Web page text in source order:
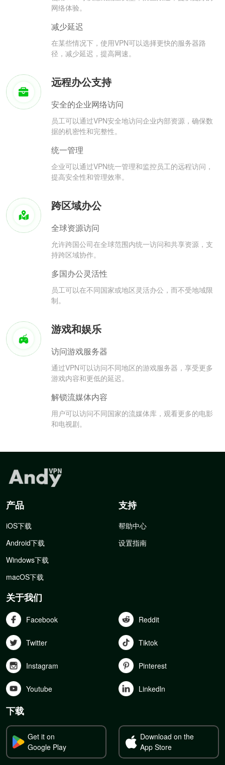
网络体验。
减少延迟
在某些情况下，使用VPN可以选择更快的服务器路
径，减少延迟，提高网速。
远程办公支持
安全的企业网络访问
员工可以通过VPN安全地访问企业内部资源，确保数
据的机密性和完整性。
统一管理
企业可以通过VPN统一管理和监控员工的远程访问，
提高安全性和管理效率。
跨区域办公
全球资源访问
允许跨国公司在全球范围内统一访问和共享资源，支
持跨区域协作。
多国办公灵活性
员工可以在不同国家或地区灵活办公，而不受地域限
制。
游戏和娱乐
访问游戏服务器
通过VPN可以访问不同地区的游戏服务器，享受更多
游戏内容和更低的延迟。
解锁流媒体内容
用户可以访问不同国家的流媒体库，观看更多的电影
和电视剧。
产品
iOS下载
Android下载
Windows下载
macOS下载
支持
帮助中心
设置指南
关于我们
Facebook Reddit
Twitter Tiktok
Instagram Pinterest
Youtube Linkedln
下载
Get it on
Google Play
Download on the
App Store